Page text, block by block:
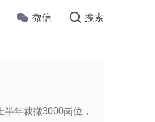
微信 搜索
半年裁撤3000岗位，